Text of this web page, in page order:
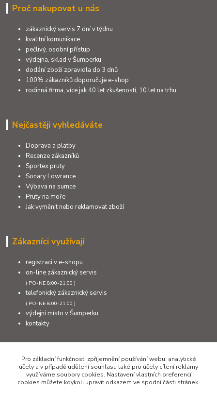
Proč nakupovat u nás
zákaznický servis 7 dní v týdnu
kvalitní komunikace
pečlivý, osobní přístup
výdejna, sklad v Šumperku
dodání zboží zpravidla do 3 dnů
100% zákazníků doporučuje e-shop
rodinná firma, více jak 40 let zkušeností, 10 let na trhu
Nejčastěji vyhledáváte
Doprava a platby
Recenze zákazníků
Sportex pruty
Sonary Lowrance
Výbava na sumce
Pruty na moře
Jak vyměnit nebo reklamovat zboží
Zákazníci využívají
registraci v e-shopu
on-line zákaznický servis
( PO-NE 8:00-21:00 )
telefonický zákaznický servis
( PO-NE 8:00-21:00 )
výdejní místo v Šumperku
kontakty
Kontakty
Pro základní funkčnost, zpříjemnění používání webu, analytické
účely a v případě udělení souhlasu také pro účely cílení reklamy
využíváme soubory cookies. Nastavení vlastních preferencí
cookies můžete kdykoli upravit odkazem ve spodní části stránek.